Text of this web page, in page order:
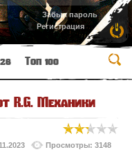
Забыл пароль
Регистрация
Топ 100
R.G. Механики
Просмотры: 3148